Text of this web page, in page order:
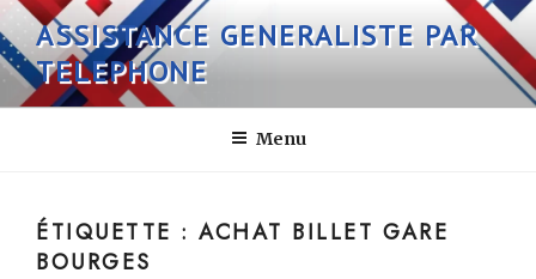
Aller
au
contenu
principal
ASSISTANCE GENERALISTE PAR
TELEPHONE
Menu
ÉTIQUETTE :ACHAT BILLET GARE
BOURGES